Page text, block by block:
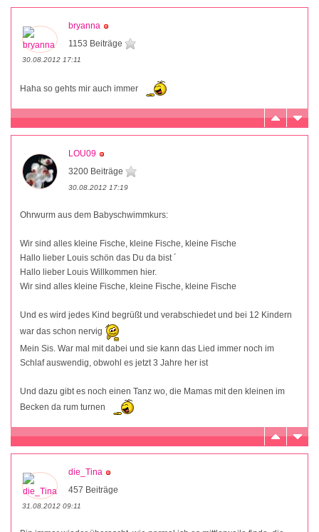
bryanna
1153 Beiträge
30.08.2012 17:11
Haha so gehts mir auch immer
LOU09
3200 Beiträge
30.08.2012 17:19
Ohrwurm aus dem Babyschwimmkurs:
Wir sind alles kleine Fische, kleine Fische, kleine Fische
Hallo lieber Louis schön das Du da bist ´
Hallo lieber Louis Willkommen hier.
Wir sind alles kleine Fische, kleine Fische, kleine Fische
Und es wird jedes Kind begrüßt und verabschiedet und bei 12 Kindern
war das schon nervig
Mein Sis. War mal mit dabei und sie kann das Lied immer noch im
Schlaf auswendig, obwohl es jetzt 3 Jahre her ist
Und dazu gibt es noch einen Tanz wo, die Mamas mit den kleinen im
Becken da rum turnen
die_Tina
457 Beiträge
31.08.2012 09:11